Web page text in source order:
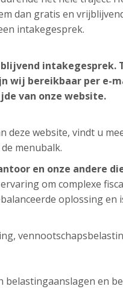
dan gratis en
intakegesprek.
intakegesprek.
wij bereikbaar per e-
van onze website.
deze website, vindt u
menubalk.
en onze andere
om complexe
oplossing
en